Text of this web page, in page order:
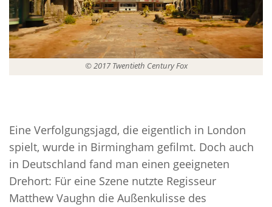
© 2017 Twentieth Century Fox
Eine Verfolgungsjagd, die eigentlich in London
spielt, wurde in Birmingham gefilmt. Doch auch
in Deutschland fand man einen geeigneten
Drehort: Für eine Szene nutzte Regisseur
Matthew Vaughn die Außenkulisse des